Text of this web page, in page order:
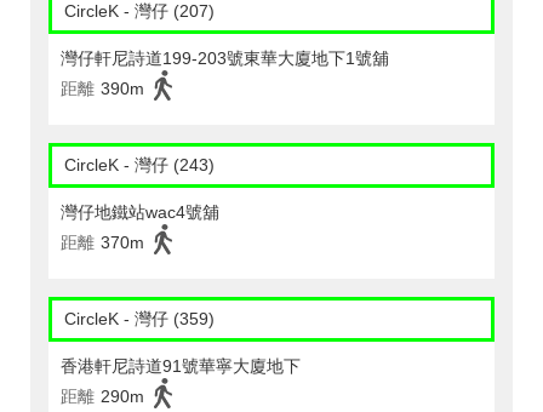
CircleK - 灣仔 (207)
灣仔軒尼詩道199-203號東華大廈地下1號舖
距離 390m
CircleK - 灣仔 (243)
灣仔地鐵站wac4號舖
距離 370m
CircleK - 灣仔 (359)
香港軒尼詩道91號華寧大廈地下
距離 290m